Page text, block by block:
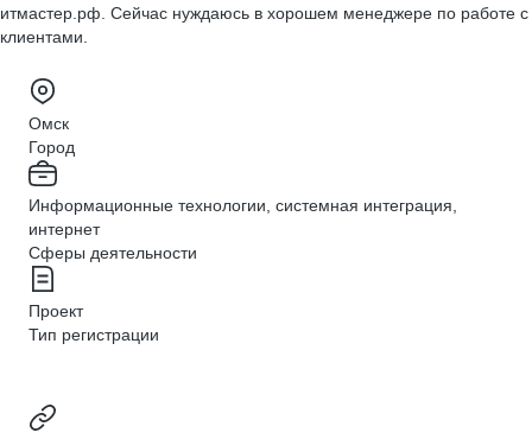
итмастер.рф. Сейчас нуждаюсь в хорошем менеджере по работе с
клиентами.
Омск
Город
Информационные технологии, системная интеграция,
интернет
Сферы деятельности
Проект
Тип регистрации